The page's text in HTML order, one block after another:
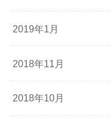
2019年1月
2018年11月
2018年10月